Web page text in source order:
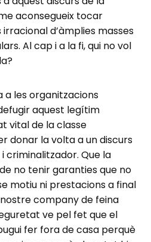
aconsegueix tocar
d’àmplies masses
Al cap i a la fi, qui no vol
a les organitzacions
aquest legítim
vital de la classe
donar la volta a un discurs
criminalitzador. Que la
no tenir garanties que no
motiu ni prestacions a final
company de feina
ve pel fet que el
fer fora de casa perquè